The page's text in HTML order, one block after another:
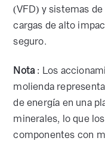
(VFD) y sistemas
cargas de alto
seguro.
Nota: Los
molienda
de energía en una
minerales, lo que
componentes con